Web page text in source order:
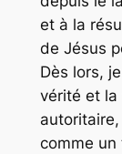
et à la
de Jésus
Dès lors,
vérité et la
comme un